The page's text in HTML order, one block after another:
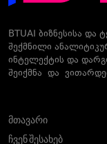
BTUAI ბიზნესისა და
შექმნილი
ინტელექტის და
შეიქმნა და
მთავარი
ჩვენ შესახებ